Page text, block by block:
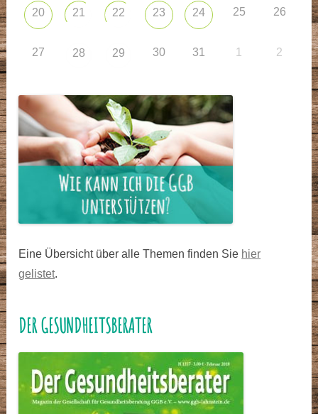
20 21 22 23 24 25 26
27 28 29 30 31 1 2
Eine Übersicht über alle Themen finden Sie hier
gelistet.
DER GESUNDHEITSBERATER